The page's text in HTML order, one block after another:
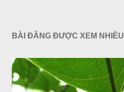
BÀI ĐĂNG ĐƯỢC XEM NHIỀU